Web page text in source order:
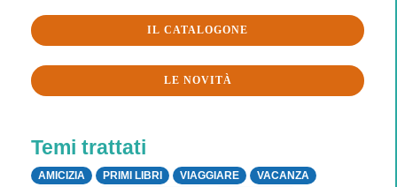
IL CATALOGONE
LE NOVITÀ
Temi trattati
AMICIZIA PRIMI LIBRI VIAGGIARE
VACANZA